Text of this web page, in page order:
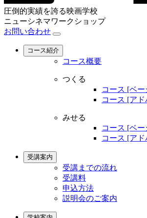
圧倒的実績を誇る映画学校
ニューシネマワークショップ
お問い合わせ
コース紹介
コース概要
つくる
コース [ベ
コース [ア
みせる
コース [ベ
コース [ア
受講案内
受講までの流れ
受講料
申込方法
説明会のご案内